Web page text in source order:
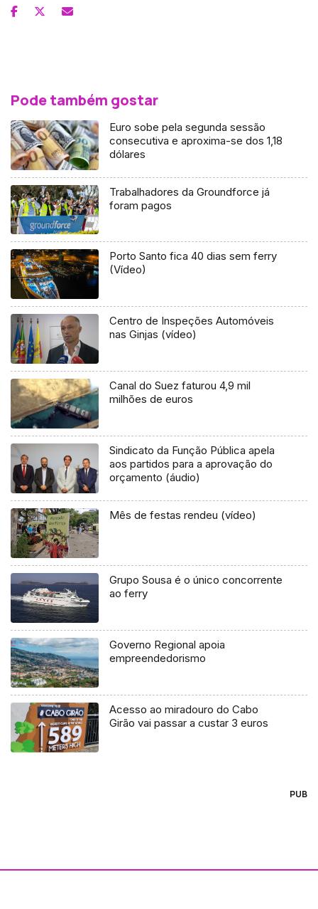
Pode também gostar
Euro sobe pela segunda sessão
consecutiva e aproxima-se dos 1,18
dólares
Trabalhadores da Groundforce já
foram pagos
Porto Santo fica 40 dias sem ferry
(Vídeo)
Centro de Inspeções Automóveis
nas Ginjas (vídeo)
Canal do Suez faturou 4,9 mil
milhões de euros
Sindicato da Função Pública apela
aos partidos para a aprovação do
orçamento (áudio)
Mês de festas rendeu (vídeo)
Grupo Sousa é o único concorrente
ao ferry
Governo Regional apoia
empreendedorismo
Acesso ao miradouro do Cabo
Girão vai passar a custar 3 euros
PUB